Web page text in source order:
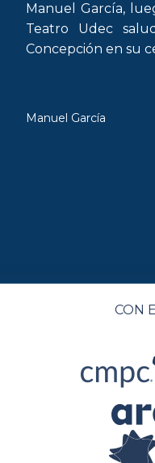
Manuel García,
Teatro Udec
Concepción en su
Manuel García
CON